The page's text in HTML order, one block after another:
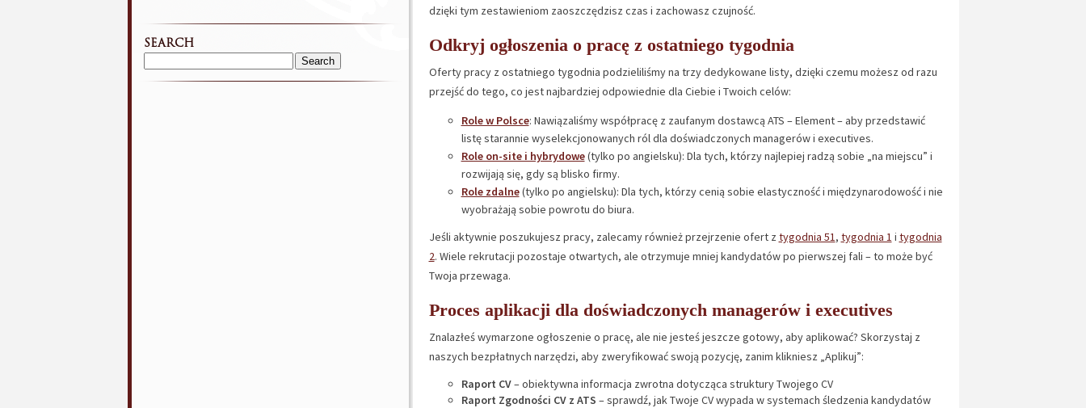
dzięki tym zestawieniom zaoszczędzisz czas i zachowasz czujność.
Odkryj ogłoszenia o pracę z ostatniego tygodnia
Oferty pracy z ostatniego tygodnia podzieliliśmy na trzy dedykowane listy, dzięki czemu możesz od razu
przejść do tego, co jest najbardziej odpowiednie dla Ciebie i Twoich celów:
Role w Polsce: Nawiązaliśmy współpracę z zaufanym dostawcą ATS – Element – aby przedstawić
listę starannie wyselekcjonowanych ról dla doświadczonych managerów i executives.
Role on-site i hybrydowe(tylko po angielsku): Dla tych, którzy najlepiej radzą sobie „na miejscu” i
rozwijają się, gdy są blisko firmy.
Role zdalne(tylko po angielsku): Dla tych, którzy cenią sobie elastyczność i międzynarodowość i nie
wyobrażają sobie powrotu do biura.
Jeśli aktywnie poszukujesz pracy, zalecamy również przejrzenie ofert z tygodnia 51, tygodnia 1 i tygodnia
2. Wiele rekrutacji pozostaje otwartych, ale otrzymuje mniej kandydatów po pierwszej fali – to może być
Twoja przewaga.
Proces aplikacji dla doświadczonych managerów i executives
Znalazłeś wymarzone ogłoszenie o pracę, ale nie jesteś jeszcze gotowy, aby aplikować? Skorzystaj z
naszych bezpłatnych narzędzi, aby zweryfikować swoją pozycję, zanim klikniesz „Aplikuj”:
Raport CV– obiektywna informacja zwrotna dotycząca struktury Twojego CV
Raport Zgodności CV z ATS – sprawdź, jak Twoje CV wypada w systemach śledzenia kandydatów
SEARCH
Search
for: